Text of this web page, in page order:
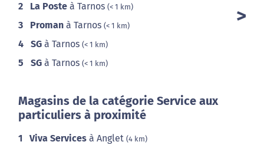
2 La Poste à Tarnos (< 1 km)
3 Proman à Tarnos (< 1 km)
4 SG à Tarnos (< 1 km)
5 SG à Tarnos (< 1 km)
Magasins de la catégorie Service aux
particuliers à proximité
1 Viva Services à Anglet (4 km)